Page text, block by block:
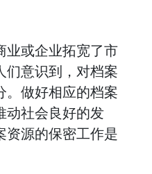
业或企业拓宽了市
们意识到，对档案
。做好相应的档案
动社会良好的发
资源的保密工作是